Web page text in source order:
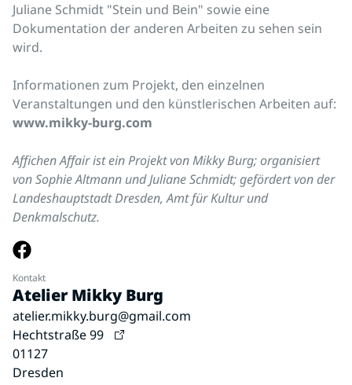
Juliane Schmidt "Stein und Bein" sowie eine
Dokumentation der anderen Arbeiten zu sehen sein
wird.
Informationen zum Projekt, den einzelnen
Veranstaltungen und den künstlerischen Arbeiten auf:
www.mikky-burg.com
Affichen Affair ist ein Projekt von Mikky Burg; organisiert
von Sophie Altmann und Juliane Schmidt; gefördert von der
Landeshauptstadt Dresden, Amt für Kultur und
Denkmalschutz.
Kontakt
Atelier Mikky Burg
atelier.mikky.burg@gmail.com
Hechtstraße 99
01127
Dresden